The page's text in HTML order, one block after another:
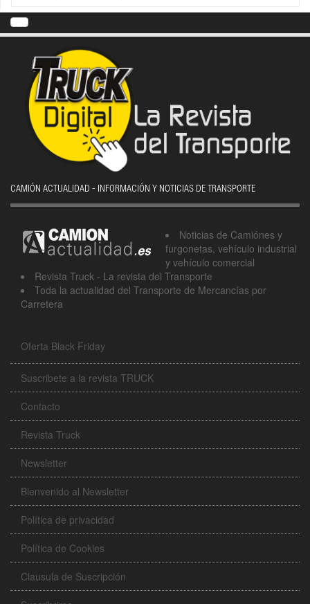
CAMIÓN ACTUALIDAD - INFORMACIÓN Y NOTICIAS DE TRANSPORTE
Noticias de Camiónes y
furgonetas, vehículo industrial
y vehículo comercial
Revista Truck - La revista del Transporte
Toda la actualidad del Transporte de Mercancías por
Carretera
Oferta Black Friday
Suscribete a la revista TRUCK
Contacto
Revista Truck
Newsletter
Bienvenido al Newsletter
Política de privacidad
Política de Cookies
Clausula de Suscripción